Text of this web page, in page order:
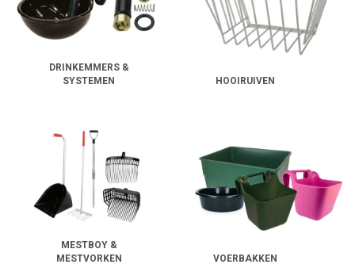
DRINKEMMERS &
SYSTEMEN
HOOIRUIVEN
MESTBOY &
MESTVORKEN
VOERBAKKEN